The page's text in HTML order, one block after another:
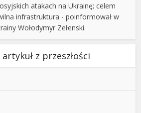
atakach na Ukrainę; celem
infrastruktura - poinformował w
Wołodymyr Zełenski.
z przeszłości